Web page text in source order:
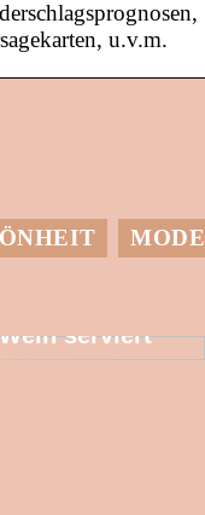
u.v.m.
MODE
muss man
serviert